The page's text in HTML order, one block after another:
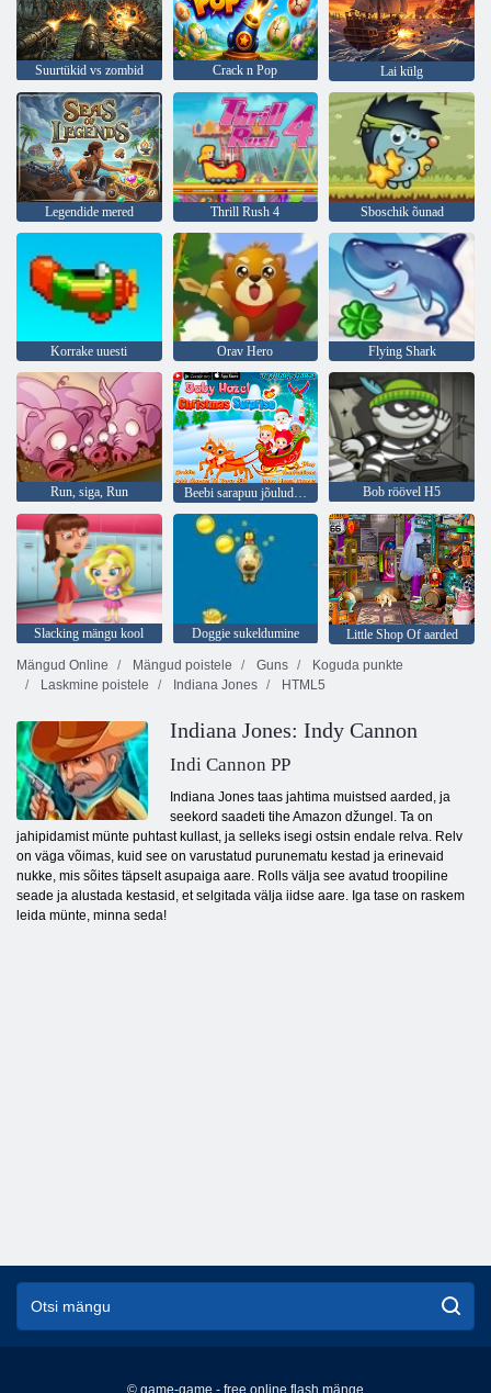
Suurtükid vs zombid Crack n Pop Lai külg
Legendide mered Thrill Rush 4 Sboschik õunad
Korrake uuesti Orav Hero Flying Shark
Run, siga, Run Beebi sarapuu jõulude üllatus Bob röövel H5
Slacking mängu kool Doggie sukeldumine
Little Shop Of aarded
Mängud Online
Mängud poistele Guns
Koguda punkte
Laskmine poistele
Indiana Jones HTML5
Indiana Jones: Indy Cannon
Indi Cannon PP
Indiana Jones taas jahtima muistsed aarded, ja
seekord saadeti tihe Amazon džungel. Ta on
jahipidamist münte puhtast kullast, ja selleks isegi ostsin endale relva. Relv
on väga võimas, kuid see on varustatud purunematu kestad ja erinevaid
nukke, mis sõites täpselt asupaiga aare. Rolls välja see avatud troopiline
seade ja alustada kestasid, et selgitada välja iidse aare. Iga tase on raskem
leida münte, minna seda!
© game-game - free online flash mänge